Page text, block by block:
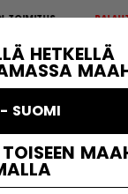
HETKELLÄ
SUOMI
scroll
TOIMITUS
ILMAINEN